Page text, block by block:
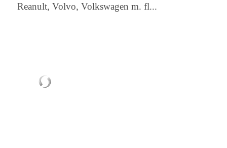
Reanult, Volvo, Volkswagen m. fl...